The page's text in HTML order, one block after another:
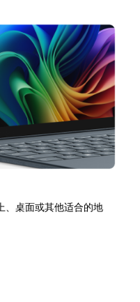
、桌面或其他适合的地